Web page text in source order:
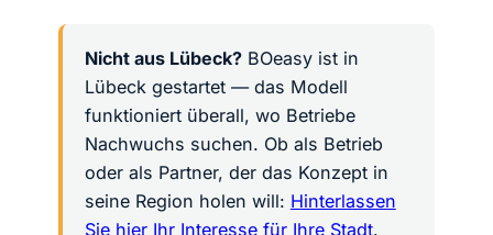
Nicht aus Lübeck?BOeasyist in
Lübeck gestartet — das Modell
funktioniert überall, wo Betriebe
Nachwuchs suchen. Ob als Betrieb
oder als Partner, der das Konzept in
seine Region holen will: Hinterlassen
Sie hier Ihr Interesse für Ihre Stadt.